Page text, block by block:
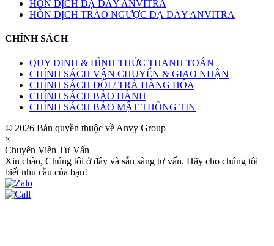
HỖN DỊCH DẠ DÀY ANVITRA
HỖN DỊCH TRÀO NGƯỢC DẠ DÀY ANVITRA
CHÍNH SÁCH
QUY ĐỊNH & HÌNH THỨC THANH TOÁN
CHÍNH SÁCH VẬN CHUYỂN & GIAO NHẬN
CHÍNH SÁCH ĐỔI / TRẢ HÀNG HÓA
CHÍNH SÁCH BẢO HÀNH
CHÍNH SÁCH BẢO MẬT THÔNG TIN
© 2026 Bản quyền thuộc về Anvy Group
×
Chuyên Viên Tư Vấn
Xin chào, Chúng tôi ở đây và sẵn sàng tư vấn. Hãy cho chúng tôi
biết nhu cầu của bạn!